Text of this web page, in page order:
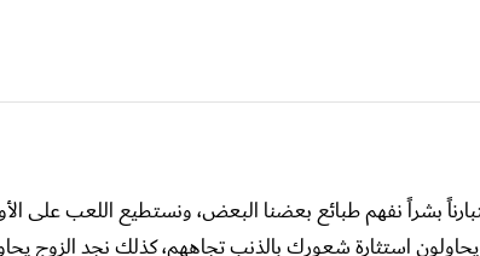
بشراً نفهم طبائع بعضنا البعض، ونستطيع اللعب على
يحاولون استثارة شعورك بالذنب تجاههم، كذلك نجد الزوج